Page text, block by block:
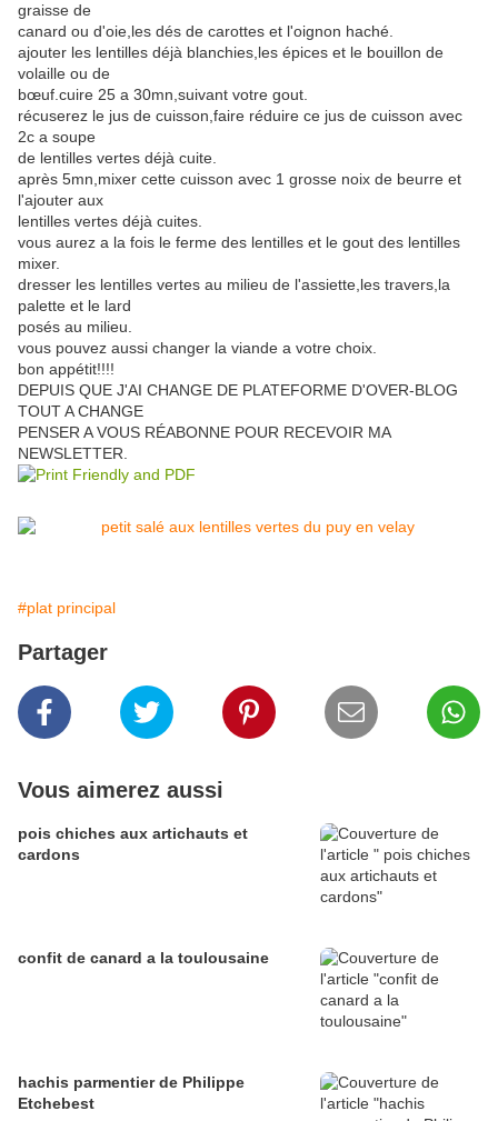
graisse de
canard ou d'oie,les dés de carottes et l'oignon haché.
ajouter les lentilles déjà blanchies,les épices et le bouillon de
volaille ou de
bœuf.cuire 25 a 30mn,suivant votre gout.
récuserez le jus de cuisson,faire réduire ce jus de cuisson avec
2c a soupe
de lentilles vertes déjà cuite.
après 5mn,mixer cette cuisson avec 1 grosse noix de beurre et
l'ajouter aux
lentilles vertes déjà cuites.
vous aurez a la fois le ferme des lentilles et le gout des lentilles
mixer.
dresser les lentilles vertes au milieu de l'assiette,les travers,la
palette et le lard
posés au milieu.
vous pouvez aussi changer la viande a votre choix.
bon appétit!!!!
DEPUIS QUE J'AI CHANGE DE PLATEFORME D'OVER-BLOG
TOUT A CHANGE
PENSER A VOUS RÉABONNE POUR RECEVOIR MA
NEWSLETTER.
#plat principal
Partager
Vous aimerez aussi
pois chiches aux artichauts et
cardons
confit de canard a la toulousaine
hachis parmentier de Philippe
Etchebest